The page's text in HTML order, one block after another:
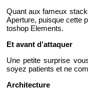
Quant aux fa­meux
Aper­ture, puisque cette
to­shop Ele­ments.
Et avant d’at­ta­quer
Une pe­tite sur­prise
soyez pa­tients et ne
Ar­chi­tec­ture